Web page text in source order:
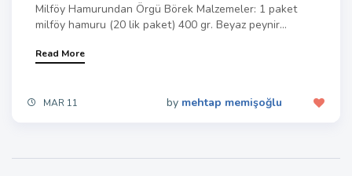
Milföy Hamurundan Örgü Börek Malzemeler: 1 paket
milföy hamuru (20 lik paket) 400 gr. Beyaz peynir...
Read More
MAR 11 by mehtap memişoğlu